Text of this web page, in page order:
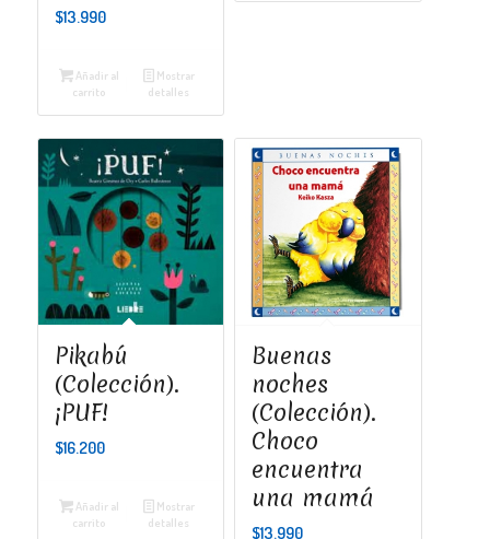
$13.990
Añadir al
carrito
Mostrar
detalles
Pikabú
(Colección).
¡PUF!
$16.200
Añadir al
carrito
Mostrar
detalles
Buenas
noches
(Colección).
Choco
encuentra
una mamá
$13.990